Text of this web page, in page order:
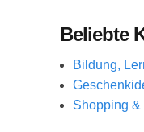
Beliebte
Bildung,
Shopping &